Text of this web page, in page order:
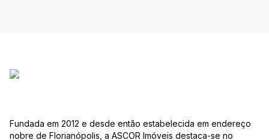
Fundada em 2012 e desde então estabelecida em endereço
nobre de Florianópolis, a ASCOR Imóveis destaca-se no